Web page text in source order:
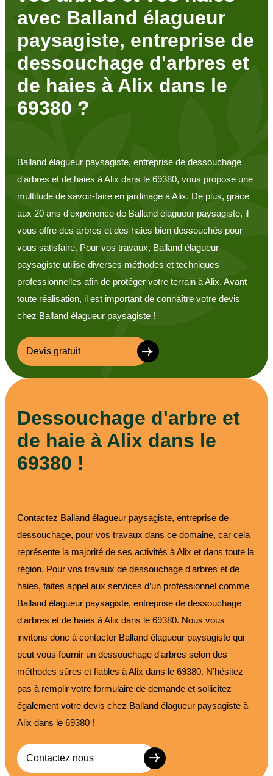
avec Balland élagueur
paysagiste, entreprise de
dessouchage d'arbres et
de haies à Alix dans le
69380 ?
Balland élagueur paysagiste, entreprise de dessouchage
d'arbres et de haies à Alix dans le 69380, vous propose une
multitude de savoir-faire en jardinage à Alix. De plus, grâce
aux 20 ans d'expérience de Balland élagueur paysagiste, il
vous offre des arbres et des haies bien dessouchés pour
vous satisfaire. Pour vos travaux, Balland élagueur
paysagiste utilise diverses méthodes et techniques
professionnelles afin de protéger votre terrain à Alix. Avant
toute réalisation, il est important de connaître votre devis
chez Balland élagueur paysagiste !
Devis gratuit
Dessouchage d'arbre et
de haie à Alix dans le
69380 !
Contactez Balland élagueur paysagiste, entreprise de
dessouchage, pour vos travaux dans ce domaine, car cela
représente la majorité de ses activités à Alix et dans toute la
région. Pour vos travaux de dessouchage d'arbres et de
haies, faites appel aux services d’un professionnel comme
Balland élagueur paysagiste, entreprise de dessouchage
d'arbres et de haies à Alix dans le 69380. Nous vous
invitons donc à contacter Balland élagueur paysagiste qui
peut vous fournir un dessouchage d'arbres selon des
méthodes sûres et fiables à Alix dans le 69380. N’hésitez
pas à remplir votre formulaire de demande et sollicitez
également votre devis chez Balland élagueur paysagiste à
Alix dans le 69380 !
Contactez nous